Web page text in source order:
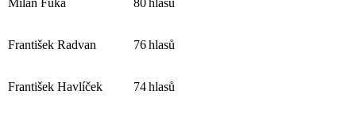
Milan Fuka 80hlasů
František Radvan 76hlasů
František Havlíček 74hlasů